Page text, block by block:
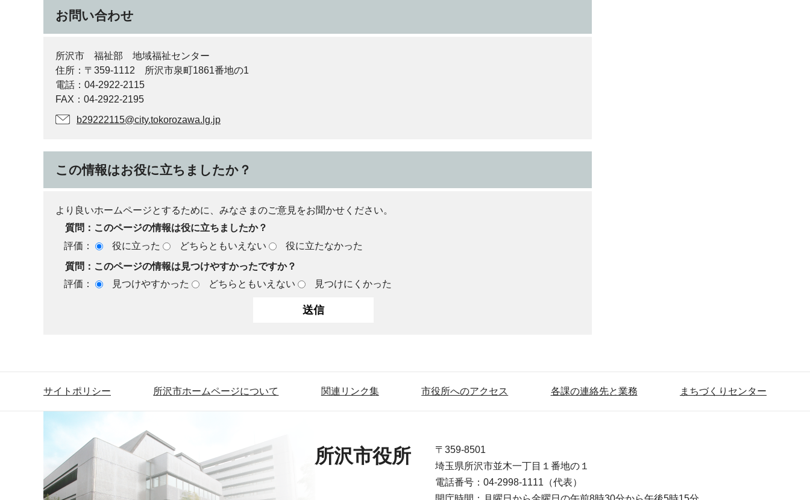
お問い合わせ
所沢市 福祉部 地域福祉センター
住所：〒359‐1112 所沢市泉町1861番地の1
電話：04-2922-2115
FAX：04-2922‐2195
b29222115@city.tokorozawa.lg.jp
この情報はお役に立ちましたか？
より良いホームページとするために、みなさまのご意見をお聞かせください。
質問：このページの情報は役に立ちましたか？
評価：
役に立った どちらともいえない
役に立たなかった
質問：このページの情報は見つけやすかったですか？
評価：
見つけやすかった どちらともいえない 見つけにくかった
サイトポリシー 所沢市ホームページについて 関連リンク集 市役所へのアクセス 各課の連絡先と業務 まちづくりセンター
所沢市役所
〒359-8501
埼玉県所沢市並木一丁目１番地の１
電話番号：04-2998-1111（代表）